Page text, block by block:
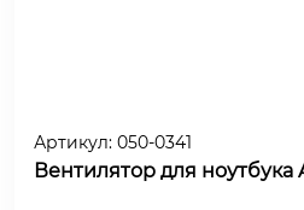
Артикул: 050-0341
Вентилятор для ноутбука